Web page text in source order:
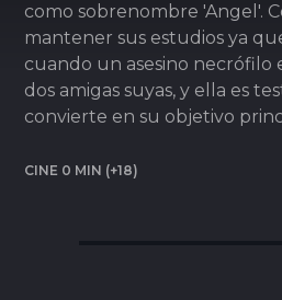
como sobrenombre 'Angel'.
mantener sus estudios ya
cuando un asesino necrófilo
dos amigas suyas, y ella es
convierte en su objetivo
CINE 0 MIN (+18)